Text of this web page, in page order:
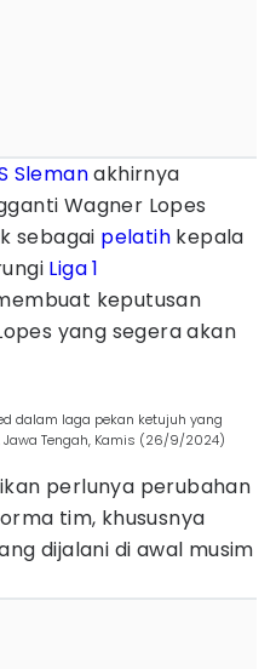
Slemanakhirnya
Wagner Lopes
sebagai pelatih kepala
Liga 1
keputusan
yang segera akan
dalam laga pekan ketujuh yang
Jawa Tengah, Kamis (26/9/2024)
perlunya perubahan
tim, khususnya
dijalani di awal musim